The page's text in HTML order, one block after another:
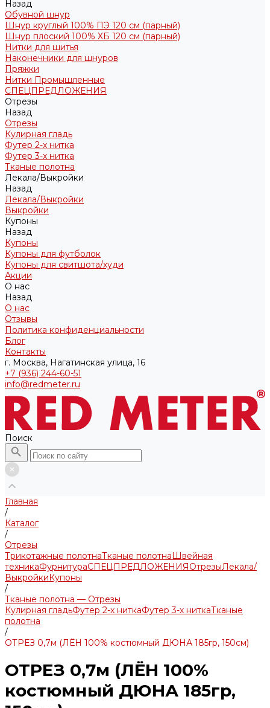
Назад
Обувной шнур
Шнур круглый 100% ПЭ 120 см (парный)
Шнур плоский 100% ХБ 120 см (парный)
Нитки для шитья
Наконечники для шнуров
Пряжки
Нитки Промышленные
СПЕЦПРЕДЛОЖЕНИЯ
Отрезы
Назад
Отрезы
Кулирная гладь
Футер 2-х нитка
Футер 3-х нитка
Тканые полотна
Лекала/Выкройки
Назад
Лекала/Выкройки
Выкройки
Купоны
Назад
Купоны
Купоны для футболок
Купоны для свитшота/худи
Акции
О нас
Назад
О нас
Отзывы
Политика конфиденциальности
Блог
Контакты
г. Москва, Нагатинская улица, 16
+7 (936) 244-60-51
info@redmeter.ru
Поиск
Главная
/
Каталог
/
Отрезы
Трикотажные полотнаТканые полотнаШвейная
техникаФурнитураСПЕЦПРЕДЛОЖЕНИЯОтрезыЛекала/
ВыкройкиКупоны
/
Тканые полотна — Отрезы
Кулирная гладьФутер 2-х ниткаФутер 3-х ниткаТканые
полотна
/
ОТРЕЗ 0,7м (ЛЁН 100% костюмный ДЮНА 185гр, 150см)
ОТРЕЗ 0,7м (ЛЁН 100%
костюмный ДЮНА 185гр,